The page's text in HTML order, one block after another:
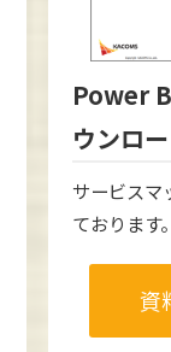
Power
ウンロ
サービスマ
ております。
資